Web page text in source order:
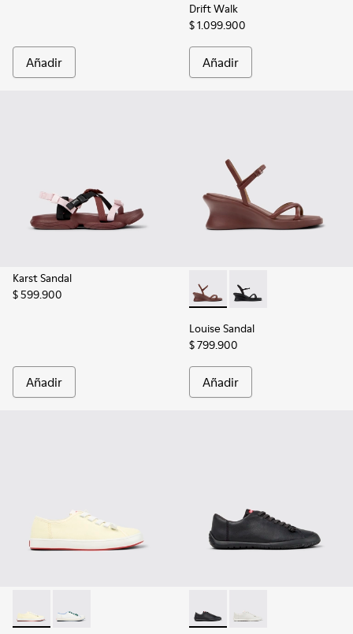
Añadir
Drift Walk
$ 1.099.900
Añadir
Karst Sandal
$ 599.900
Añadir
Louise Sandal - K201916-
Louise Sandal -
Louise Sandal
$ 799.900
Añadir
Peu Rambla II - K201884-007 - Zapatillas de textil amarillas
Peu Rambla II - K201884-006 - Zapatillas blancas de
Peu Path+ - K201940-002 -
Peu Path+ -